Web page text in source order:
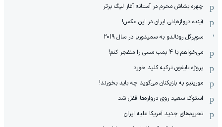
چهره بشاش محرم در آستانه آغاز لیگ برتر
آینده دروازه‌بانی ایران در این عکس!
سوپرگل رونالدو به سمپدوریا در سال 2019
می‌خواهم با 4 بمب مسی را منفجر کنم!
پروژه تایفون ترکیه کلید خورد
مورینیو به بازیکنان می‌گوید چه باید بخورند!
استوک سعید روی دروازه‌ها قفل شد
تحریم‌های جدید آمریکا علیه ایران